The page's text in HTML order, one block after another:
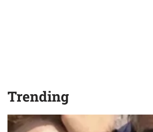
Trending